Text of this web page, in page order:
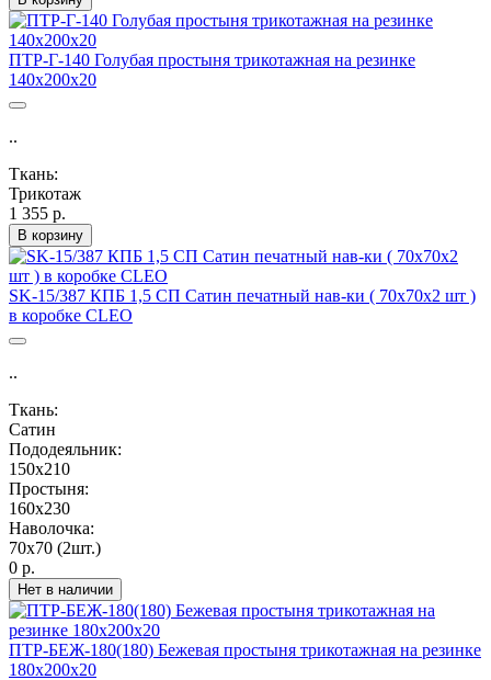
ПТР-Г-140 Голубая простыня трикотажная на резинке
140х200х20
..
Ткань:
Трикотаж
1 355 р.
В корзину
SK-15/387 КПБ 1,5 СП Сатин печатный нав-ки ( 70х70х2 шт )
в коробке CLEO
..
Ткань:
Сатин
Пододеяльник:
150х210
Простыня:
160х230
Наволочка:
70х70 (2шт.)
0 р.
Нет в наличии
ПТР-БЕЖ-180(180) Бежевая простыня трикотажная на резинке
180х200х20